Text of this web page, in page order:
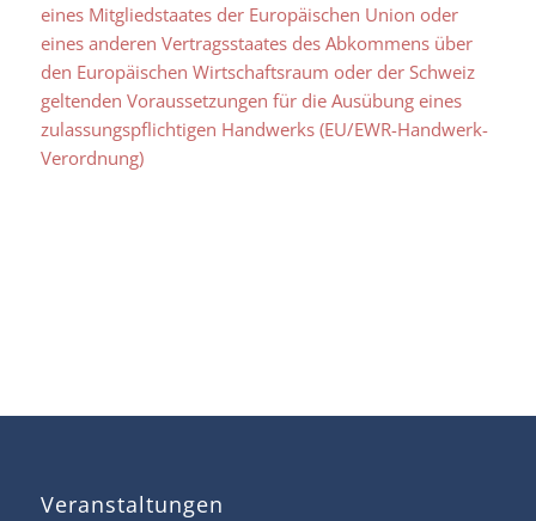
eines Mitgliedstaates der Europäischen Union oder
eines anderen Vertragsstaates des Abkommens über
den Europäischen Wirtschaftsraum oder der Schweiz
geltenden Voraussetzungen für die Ausübung eines
zulassungspflichtigen Handwerks (EU/EWR-Handwerk-
Verordnung)
Veranstaltungen